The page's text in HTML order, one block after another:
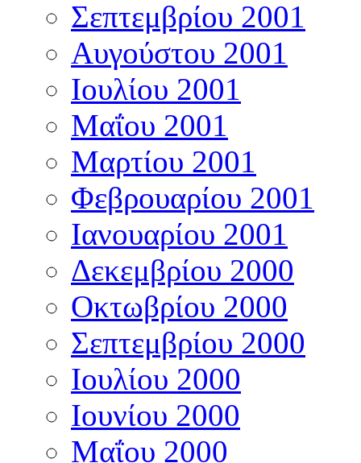
Σεπτεμβρίου 2001
Αυγούστου 2001
Ιουλίου 2001
Μαΐου 2001
Μαρτίου 2001
Φεβρουαρίου 2001
Ιανουαρίου 2001
Δεκεμβρίου 2000
Οκτωβρίου 2000
Σεπτεμβρίου 2000
Ιουλίου 2000
Ιουνίου 2000
Μαΐου 2000